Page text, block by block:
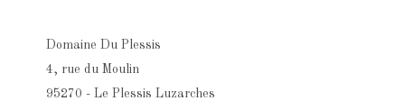
Domaine Du Plessis
4, rue du Moulin
95270 - Le Plessis Luzarches